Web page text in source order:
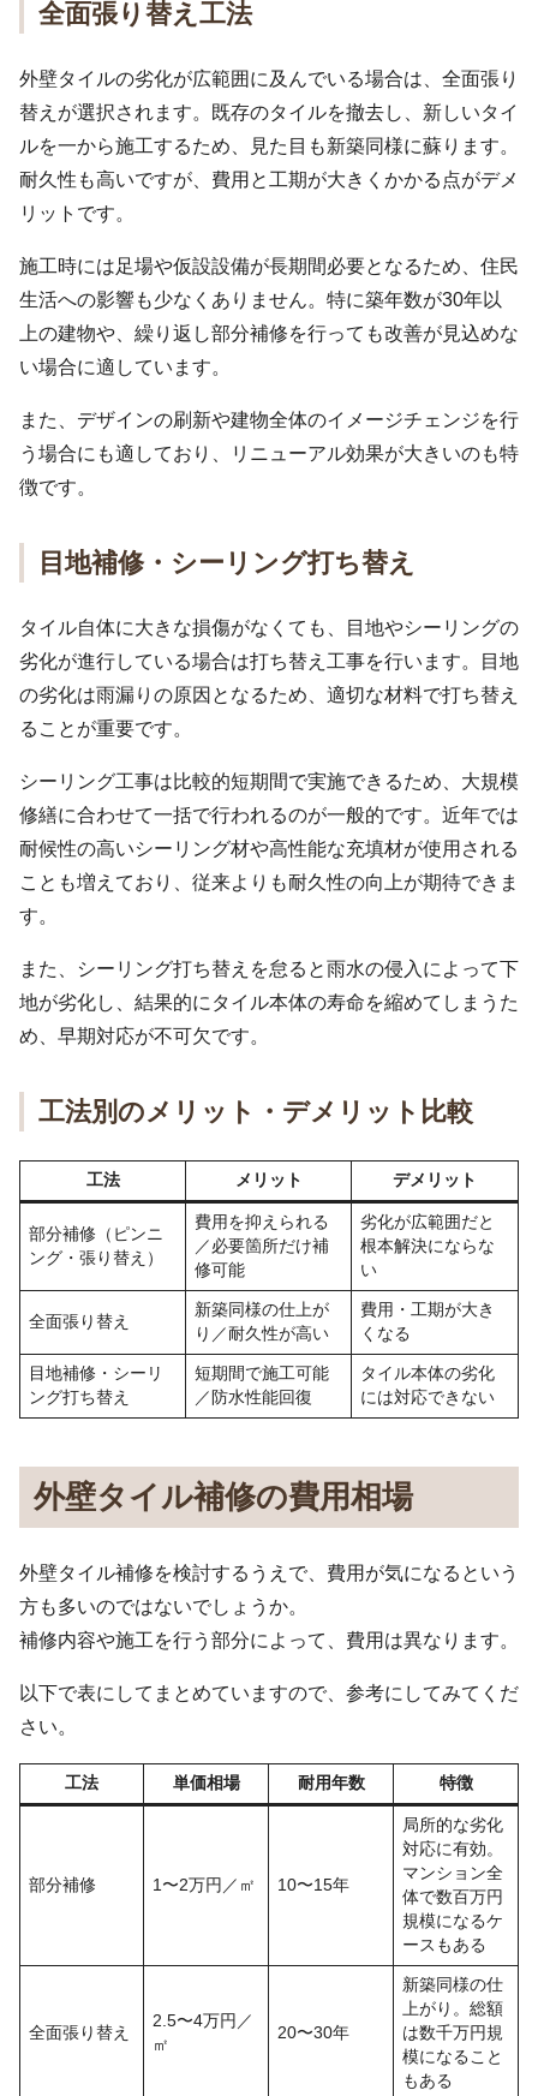
全面張り替え工法
外壁タイルの劣化が広範囲に及んでいる場合は、全面張り
替えが選択されます。既存のタイルを撤去し、新しいタイ
ルを一から施工するため、見た目も新築同様に蘇ります。
耐久性も高いですが、費用と工期が大きくかかる点がデメ
リットです。
施工時には足場や仮設設備が長期間必要となるため、住民
生活への影響も少なくありません。特に築年数が30年以
上の建物や、繰り返し部分補修を行っても改善が見込めな
い場合に適しています。
また、デザインの刷新や建物全体のイメージチェンジを行
う場合にも適しており、リニューアル効果が大きいのも特
徴です。
目地補修・シーリング打ち替え
タイル自体に大きな損傷がなくても、目地やシーリングの
劣化が進行している場合は打ち替え工事を行います。目地
の劣化は雨漏りの原因となるため、適切な材料で打ち替え
ることが重要です。
シーリング工事は比較的短期間で実施できるため、大規模
修繕に合わせて一括で行われるのが一般的です。近年では
耐候性の高いシーリング材や高性能な充填材が使用される
ことも増えており、従来よりも耐久性の向上が期待できま
す。
また、シーリング打ち替えを怠ると雨水の侵入によって下
地が劣化し、結果的にタイル本体の寿命を縮めてしまうた
め、早期対応が不可欠です。
工法別のメリット・デメリット比較
工法 メリット デメリット
部分補修（ピンニ
ング・張り替え）
費用を抑えられる
／必要箇所だけ補
修可能
劣化が広範囲だと
根本解決にならな
い
全面張り替え
新築同様の仕上が
り／耐久性が高い
費用・工期が大き
くなる
目地補修・シーリ
ング打ち替え
短期間で施工可能
／防水性能回復
タイル本体の劣化
には対応できない
外壁タイル補修の費用相場
外壁タイル補修を検討するうえで、費用が気になるという
方も多いのではないでしょうか。
補修内容や施工を行う部分によって、費用は異なります。
以下で表にしてまとめていますので、参考にしてみてくだ
さい。
工法 単価相場 耐用年数 特徴
部分補修 1〜2万円／㎡ 10〜15年
局所的な劣化
対応に有効。
マンション全
体で数百万円
規模になるケ
ースもある
全面張り替え
2.5〜4万円／
㎡
20〜30年
新築同様の仕
上がり。総額
は数千万円規
模になること
もある